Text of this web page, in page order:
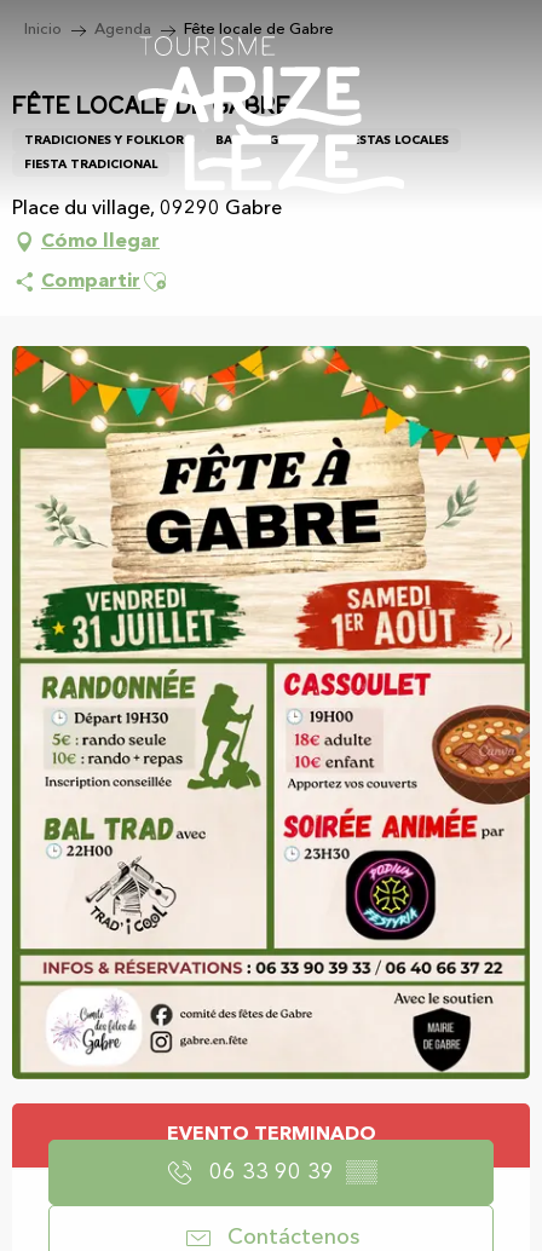
principal
Inicio Agenda Fête locale de Gabre
Fête locale de Gabre
TRADICIONES Y FOLKLORE BAILE REGIONAL
FIESTAS LOCALES
FIESTA TRADICIONAL
Place du village, 09290 Gabre
Cómo llegar
Compartir Ajouter aux favoris
Horarios y datos de contacto
EVENTO TERMINADO
06 33 90 39 ▒▒
Contáctenos